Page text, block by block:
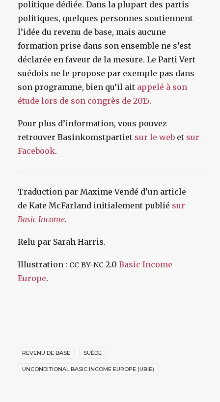
politique dédiée. Dans la plupart des partis
politiques, quelques personnes soutiennent
l’idée du revenu de base, mais aucune
formation prise dans son ensemble ne s’est
déclarée en faveur de la mesure. Le Parti Vert
suédois ne le propose par exemple pas dans
son programme, bien qu’il ait appelé à son
étude lors de son congrès de 2015.
Pour plus d’information, vous pouvez
retrouver Basinkomstpartiet sur le web et sur
Facebook.
Traduction par Maxime Vendé d’un article
de Kate McFarland initialement publié sur
Basic Income.
Relu par Sarah Harris.
Illustration : CC BY-NC 2.0 Basic Income
Europe.
REVENU DE BASE SUÈDE
UNCONDITIONAL BASIC INCOME EUROPE (UBIE)